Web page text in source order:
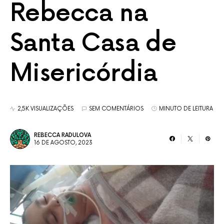
Rebecca na
Santa Casa de
Misericórdia
2,5K VISUALIZAÇÕES SEM COMENTÁRIOS MINUTO DE LEITURA
REBECCA RADULOVA
16 DE AGOSTO, 2023